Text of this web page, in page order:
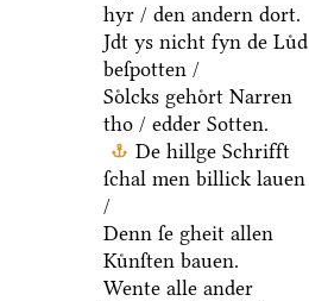
hyr / den andern dort.
Jdt ys nicht fyn de Luͤd
beſpotten /
Soͤlcks gehoͤrt Narren
tho / edder Sotten.
De hillge Schrifft
ſchal men billick lauen
/
Denn ſe gheit allen
Kuͤnſten bauen.
Wente alle ander